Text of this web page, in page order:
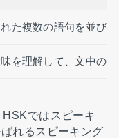
た複数の語句を並び
を理解して、文中の
ではスピーキ
れるスピーキング